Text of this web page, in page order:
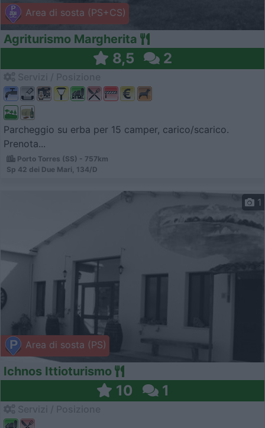
Area di sosta (PS+CS)
Agriturismo Margherita
8,5 2
Parcheggio su erba per 15 camper, carico/scarico.
Prenota...
Porto Torres (SS) - 757km
Sp 42 dei Due Mari, 134/D
Area di sosta (PS)
1
Ichnos Ittioturismo
10 1